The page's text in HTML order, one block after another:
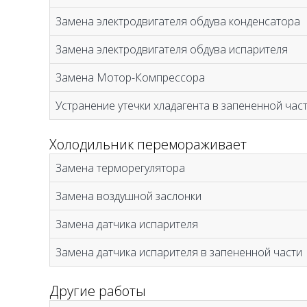
Замена электродвигателя обдува конденсатора
Замена электродвигателя обдува испарителя
Замена Мотор-Компрессора
Устранение утечки хладагента в запененной
Холодильник перемораживает
Замена терморегулятора
Замена воздушной заслонки
Замена датчика испарителя
Замена датчика испарителя в запененной части
Другие работы